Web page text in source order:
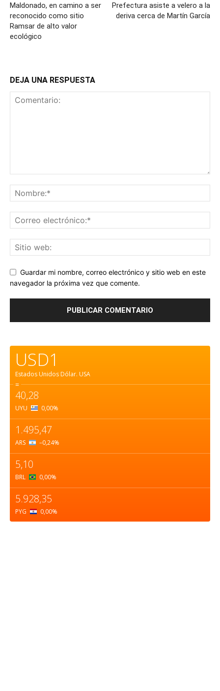
Maldonado, en camino a ser
reconocido como sitio
Ramsar de alto valor
ecológico
Prefectura asiste a velero a la
deriva cerca de Martín García
DEJA UNA RESPUESTA
Guardar mi nombre, correo electrónico y sitio web en este
navegador la próxima vez que comente.
USD1
Estados Unidos Dólar. USA
=
40,28
UYU 0,00%
1.495,47
ARS –0,24%
5,10
BRL 0,00%
5.928,35
PYG 0,00%